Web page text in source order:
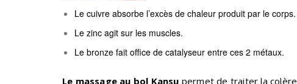
Le cuivre absorbe l’excès de chaleur produit par le corps.
Le zinc agit sur les muscles.
Le bronze fait office de catalyseur entre ces 2 métaux.
Le massage au bol Kansu permet de traiter la